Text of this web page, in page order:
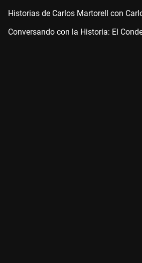
Historias de Carlos Martorell con
Conversando con la Historia: El